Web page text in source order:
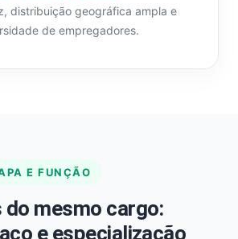
distribuição geográfica ampla e
de empregadores.
E FUNÇÃO
do mesmo cargo:
e especialização